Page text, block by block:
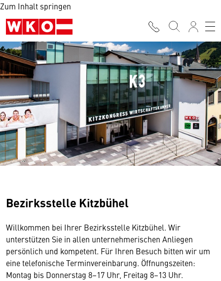
Zum Inhalt springen
Bezirksstelle Kitzbühel
Willkommen bei Ihrer Bezirksstelle Kitzbühel. Wir
unterstützen Sie in allen unternehmerischen Anliegen
persönlich und kompetent. Für Ihren Besuch bitten wir um
eine telefonische Terminvereinbarung. Öffnungszeiten:
Montag bis Donnerstag 8–17 Uhr, Freitag 8–13 Uhr.